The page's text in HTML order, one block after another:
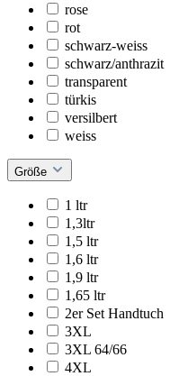
rose
rot
schwarz-weiss
schwarz/anthrazit
transparent
türkis
versilbert
weiss
Größe
1 ltr
1,3ltr
1,5 ltr
1,6 ltr
1,9 ltr
1,65 ltr
2er Set Handtuch
3XL
3XL 64/66
4XL